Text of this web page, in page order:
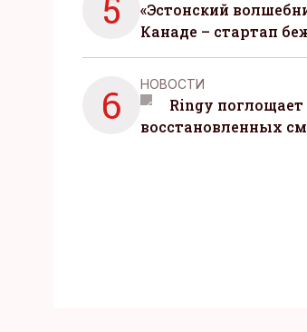
«Эстонский
Канаде – стартап
6 НОВОСТИ
Ringy
восстановленных